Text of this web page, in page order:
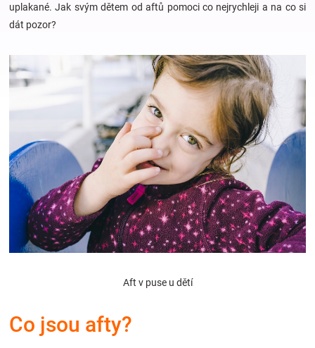
kojenecká
Hračky
zábava
pro
děti
Novinky
uplakané. Jak svým dětem od aftů pomoci co nejrychleji a na co si
dát pozor?
Aft v puse u dětí
Co jsou afty?